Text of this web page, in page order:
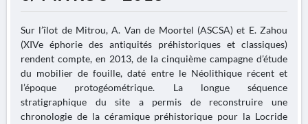
Sur l’îlot de Mitrou, A. Van de Moortel (ASCSA) et E. Zahou
(XIVe éphorie des antiquités préhistoriques et classiques)
rendent compte, en 2013, de la cinquième campagne d’étude
du mobilier de fouille, daté entre le Néolithique récent et
l’époque protogéométrique. La longue séquence
stratigraphique du site a permis de reconstruire une
chronologie de la céramique préhistorique pour la Locride